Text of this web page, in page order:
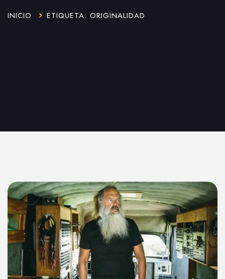
INICIO ETIQUETA: ORIGINALIDAD